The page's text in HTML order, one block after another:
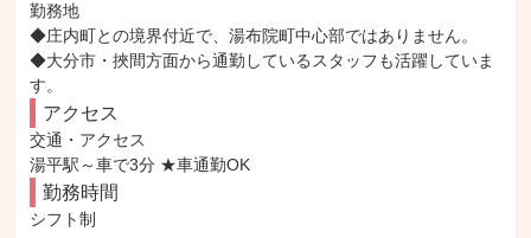
勤務地
◆庄内町との境界付近で、湯布院町中心部ではありません。
◆大分市・挾間方面から通勤しているスタッフも活躍していま
す。
アクセス
交通・アクセス
湯平駅～車で3分 ★車通勤OK
勤務時間
シフト制